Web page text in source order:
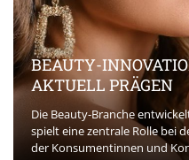
BEAUTY-
AKTUELL PRÄGEN
Die Beauty-Branche
spielt eine zentrale Rolle bei
der Konsumentinnen und